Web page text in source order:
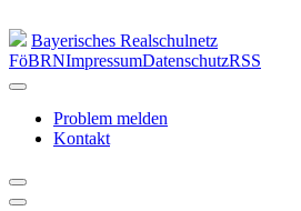
Bayerisches Realschulnetz
FöBRNImpressumDatenschutzRSS
Problem melden
Kontakt